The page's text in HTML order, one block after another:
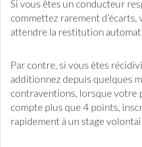
Si vous êtes un conducteur
commettez rarement d’écarts,
attendre la restitution
Par contre, si vous êtes
additionnez depuis quelques
contraventions, lorsque votre
compte plus que 4 points,
rapidement à un stage